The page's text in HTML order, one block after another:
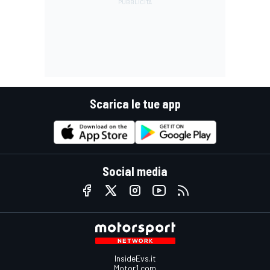
Scarica le tue app
Social media
InsideEvs.it
Motor1.com